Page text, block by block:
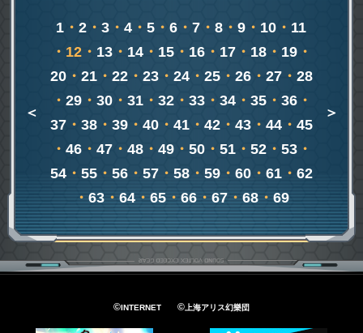
＜
1 ・2 ・3 ・4 ・5 ・6 ・7 ・8 ・9 ・ 10 ・ 11
・12・ 13・ 14・ 15・ 16・ 17・ 18・ 19・
20・ 21・ 22・ 23・ 24・ 25・ 26・ 27・ 28
・ 29・ 30・ 31・ 32・ 33・ 34・ 35・ 36・
37・ 38・ 39・ 40・ 41・ 42・ 43・ 44・ 45
・ 46・ 47・ 48・ 49・ 50・ 51・ 52・ 53・
54・ 55・ 56・ 57・ 58・ 59・ 60・ 61・ 62
・63・64・ 65・66・67・68・ 69
＞
©INTERNET ©上海アリス幻樂団